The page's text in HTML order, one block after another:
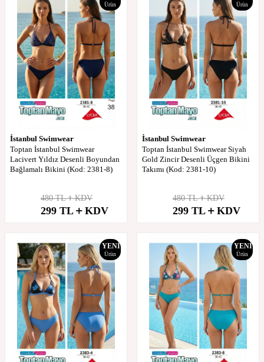
Ürün
İstanbul Swimwear
Toptan İstanbul Swimwear
Lacivert Yıldız Desenli Boyundan
Bağlamalı Bikini (Kod: 2381-8)
480TL KDV
299 TL KDV
Ürün
İstanbul Swimwear
Toptan İstanbul Swimwear Siyah
Gold Zincir Desenli Üçgen Bikini
Takımı (Kod: 2381-10)
480TL KDV
299 TL KDV
YENI
Ürün
YENI
Ürün